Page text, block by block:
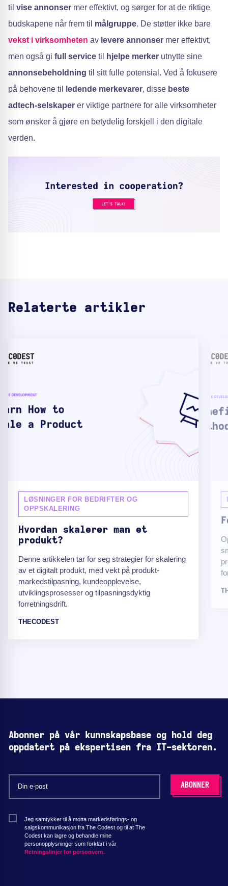
til vise annonser mer effektivt, og sørger for at de riktige
budskapene når frem til målgruppe. De støtter ikke bare
vekst i virksomheten av levere annonser mer effektivt,
men også gi full service til hjelpe merker utnytte sine
annonsebeholdning til sitt fulle potensial. Ved å fokusere
på behovene til
ledende merkevarer, disse beste
adtech-selskaper er viktige partnere for alle virksomheter
som ønsker å gjøre en betydelig forskjell i den digitale
verden.
Relaterte artikler
LØSNINGER FOR BEDRIFTER OG
OPPSKALERING
Hvordan skalerer man et
produkt?
Denne artikkelen tar for seg strategier for skalering
av et digitalt produkt, med vekt på produkt-
markedstilpasning, kundeopplevelse,
utviklingsprosesser og tilpasningsdyktig
forretningsdrift.
THECODEST
Abonner på vår kunnskapsbase og hold deg
oppdatert på ekspertisen fra IT-sektoren.
Jeg samtykker til å motta markedsførings- og
salgskommunikasjon fra The Codest og til at The
Codest kan lagre og behandle mine
personopplysninger som forklart i vår
Retningslinjer for personvern.